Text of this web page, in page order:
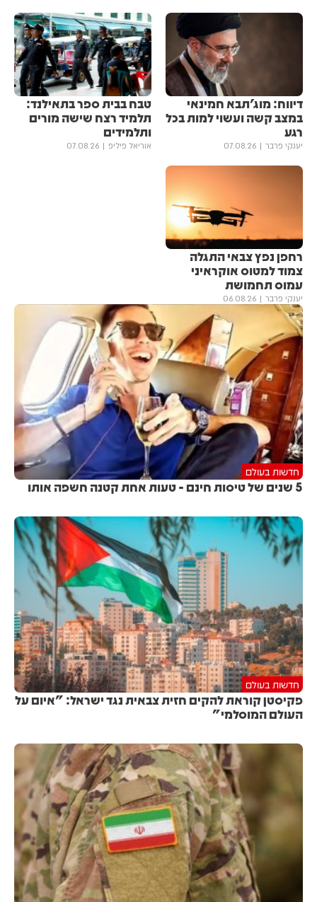
דיווח: מוג'תבא חמינאי
במצב קשה ועשוי למות בכל
רגע
יענקי פרבר 07.08.26
טבח בבית ספר בתאילנד:
תלמיד רצח שישה מורים
ותלמידים
אוריאל פיליפ 07.08.26
רחפן נפץ צבאי התגלה
צמוד למטוס אוקראיני
עמוס תחמושת
יענקי פרבר 06.08.26
חדשות בעולם
5 שנים של טיסות חינם - טעות אחת קטנה חשפה אותו
חדשות בעולם
פקיסטן קוראת להקים חזית צבאית נגד ישראל: "איום על
העולם המוסלמי"